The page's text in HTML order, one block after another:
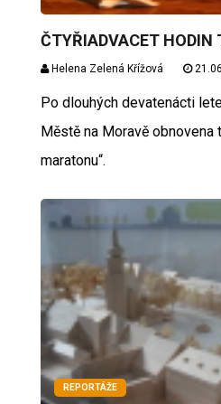
ČTYŘIADVACET HODIN
Helena Zelená Křížová
Po dlouhých devatenácti
Městě na Moravě obnovena
maratonu“.
REPORTÁŽE